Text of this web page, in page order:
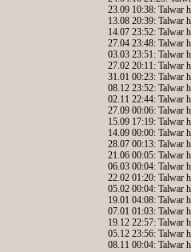
23.09 10:38: Talwar
13.08 20:39: Talwar
14.07 23:52: Talwar
27.04 23:48: Talwar
03.03 23:51: Talwar
27.02 20:11: Talwar
31.01 00:23: Talwar
08.12 23:52: Talwar
02.11 22:44: Talwar
27.09 00:06: Talwar
15.09 17:19: Talwar
14.09 00:00: Talwar
28.07 00:13: Talwar
21.06 00:05: Talwar
06.03 00:04: Talwar
22.02 01:20: Talwar
05.02 00:04: Talwar
19.01 04:08: Talwar
07.01 01:03: Talwar
19.12 22:57: Talwar
05.12 23:56: Talwar
08.11 00:04: Talwar